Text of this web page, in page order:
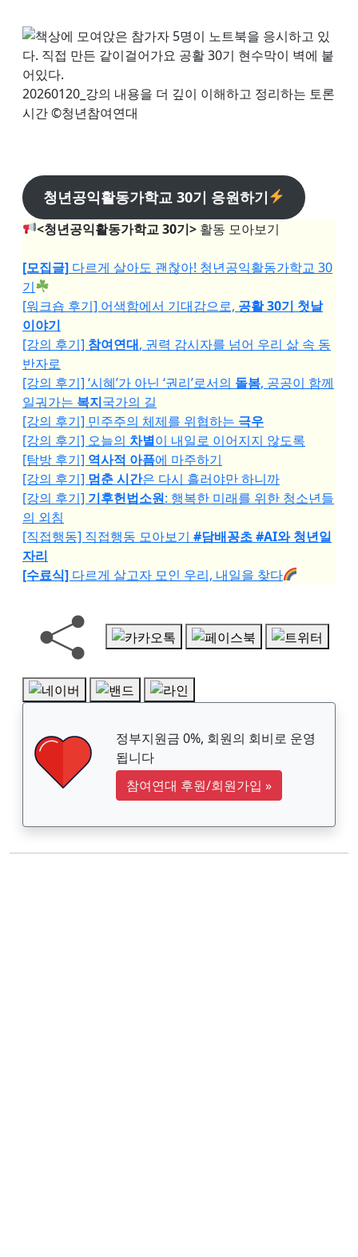
20260120_강의 내용을 더 깊이 이해하고 정리하는 토론
시간 ©청년참여연대
청년공익활동가학교 30기 응원하기
<청년공익활동가학교 30기> 활동 모아보기
[모집글] 다르게 살아도 괜찮아! 청년공익활동가학교 30
기
[워크숍 후기] 어색함에서 기대감으로, 공활 30기 첫날
이야기
[강의 후기] 참여연대, 권력 감시자를 넘어 우리 삶 속 동
반자로
[강의 후기] ‘시혜’가 아닌 ‘권리’로서의 돌봄, 공공이 함께
일궈가는 복지국가의 길
[강의 후기] 민주주의 체제를 위협하는 극우
[강의 후기] 오늘의 차별이 내일로 이어지지 않도록
[탐방 후기] 역사적 아픔에 마주하기
[강의 후기] 멈춘 시간은 다시 흘러야만 하니까
[강의 후기] 기후헌법소원: 행복한 미래를 위한 청소년들
의 외침
[직접행동] 직접행동 모아보기 #담배꽁초 #AI와 청년일
자리
[수료식] 다르게 살고자 모인 우리, 내일을 찾다
정부지원금 0%, 회원의 회비로 운영
됩니다
참여연대 후원/회원가입 »